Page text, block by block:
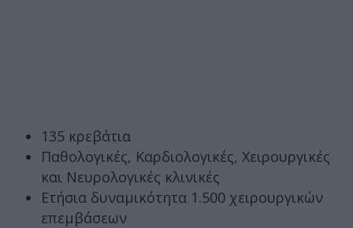
135 κρεβάτια
Παθολογικές, Καρδιολογικές, Χειρουργικές
και Νευρολογικές κλινικές
Ετήσια δυναμικότητα 1.500 χειρουργικών
επεμβάσεων